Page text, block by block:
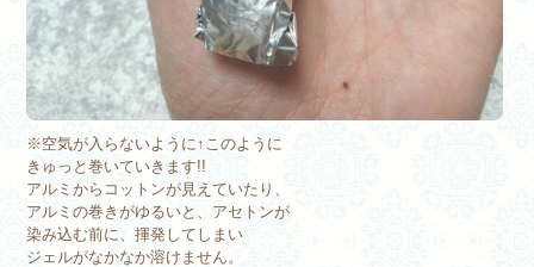
※空気が入らないように↑このように
きゅっと巻いていきます!!
アルミからコットンが見えていたり、
アルミの巻きがゆるいと、アセトンが
染み込む前に、揮発してしまい
ジェルがなかなか溶けません。